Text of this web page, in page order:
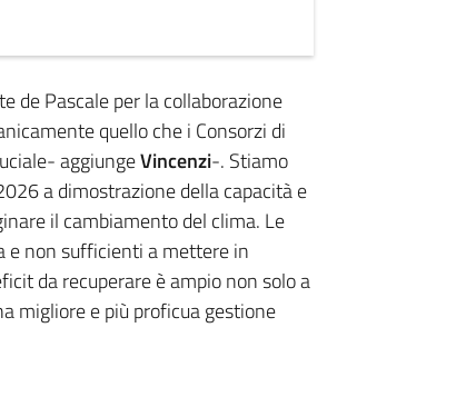
de Pascale per la collaborazione
quello che i Consorzi di
aggiungeVincenzi-. Stiamo
a dimostrazione della capacità e
il cambiamento del clima. Le
e non sufficienti a mettere in
da recuperare è ampio non solo a
migliore e più proficua gestione